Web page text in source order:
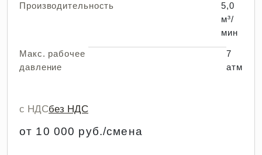
Производительность
5,0
м³/
мин
Макс. рабочее
давление
7
атм
с НДСбез НДС
от 10 000 руб./смена